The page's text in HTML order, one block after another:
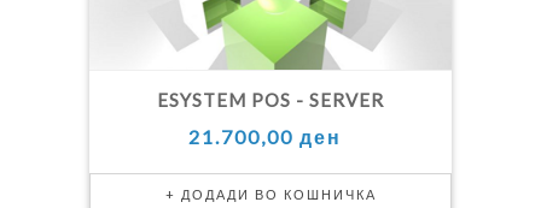
ESYSTEM POS - SERVER
21.700,00 ден